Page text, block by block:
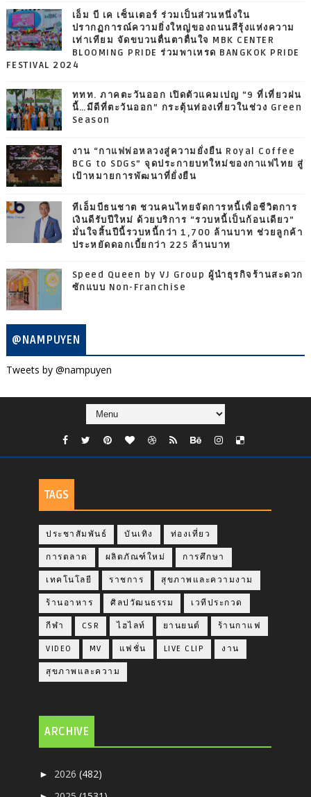
เอ็ม บี เค เซ็นเตอร์ ร่วมเป็นส่วนหนึ่งใน
ปรากฏการณ์ความยิ่งใหญ่ของถนนสีรุ้งแห่งความ
เท่าเทียม จัดขบวนตื่นตาตื่นใจ MBK CENTER
BLOOMING PRIDE ร่วมพาเหรด BANGKOK PRIDE
FESTIVAL 2024
ททท. ภาคตะวันออก เปิดตัวแคมเปญ “9 ที่เที่ยวฝน
นี้…มีดีที่ตะวันออก” กระตุ้นท่องเที่ยวในช่วง Green
Season
งาน “กาแฟพ่อหลวงสู่ความยั่งยืน Royal Coffee
BCG to SDGs” จุดประกายบทใหม่ของกาแฟไทย สู่
เป้าหมายการพัฒนาที่ยั่งยืน
ทีเอ็มบีธนชาต ชวนคนไทยจัดการหนี้เพื่อชีวิตการ
เงินดีรับปีใหม่ ด้วยบริการ “รวบหนี้เป็นก้อนเดียว”
มั่นใจสิ้นปีนี้รวบหนี้กว่า 1,700 ล้านบาท ช่วยลูกค้า
ประหยัดดอกเบี้ยกว่า 225 ล้านบาท
Speed Queen by VJ Group ผู้นำธุรกิจร้านสะดวก
ซักแบบ Non-Franchise
@NAMPUYEN
Tweets by @nampuyen
TAGS
ประชาสัมพันธ์ บันเทิง ท่องเที่ยว
การตลาด ผลิตภัณฑ์ใหม่ การศึกษา
เทคโนโลยี ราชการ สุขภาพและความงาม
ร้านอาหาร ศิลปวัฒนธรรม เวทีประกวด
กีฬา CSR ไฮไลท์ ยานยนต์ ร้านกาแฟ
VIDEO MV แฟชั่น LIVE CLIP งาน
สุขภาพและความ
ARCHIVE
► 2026(482)